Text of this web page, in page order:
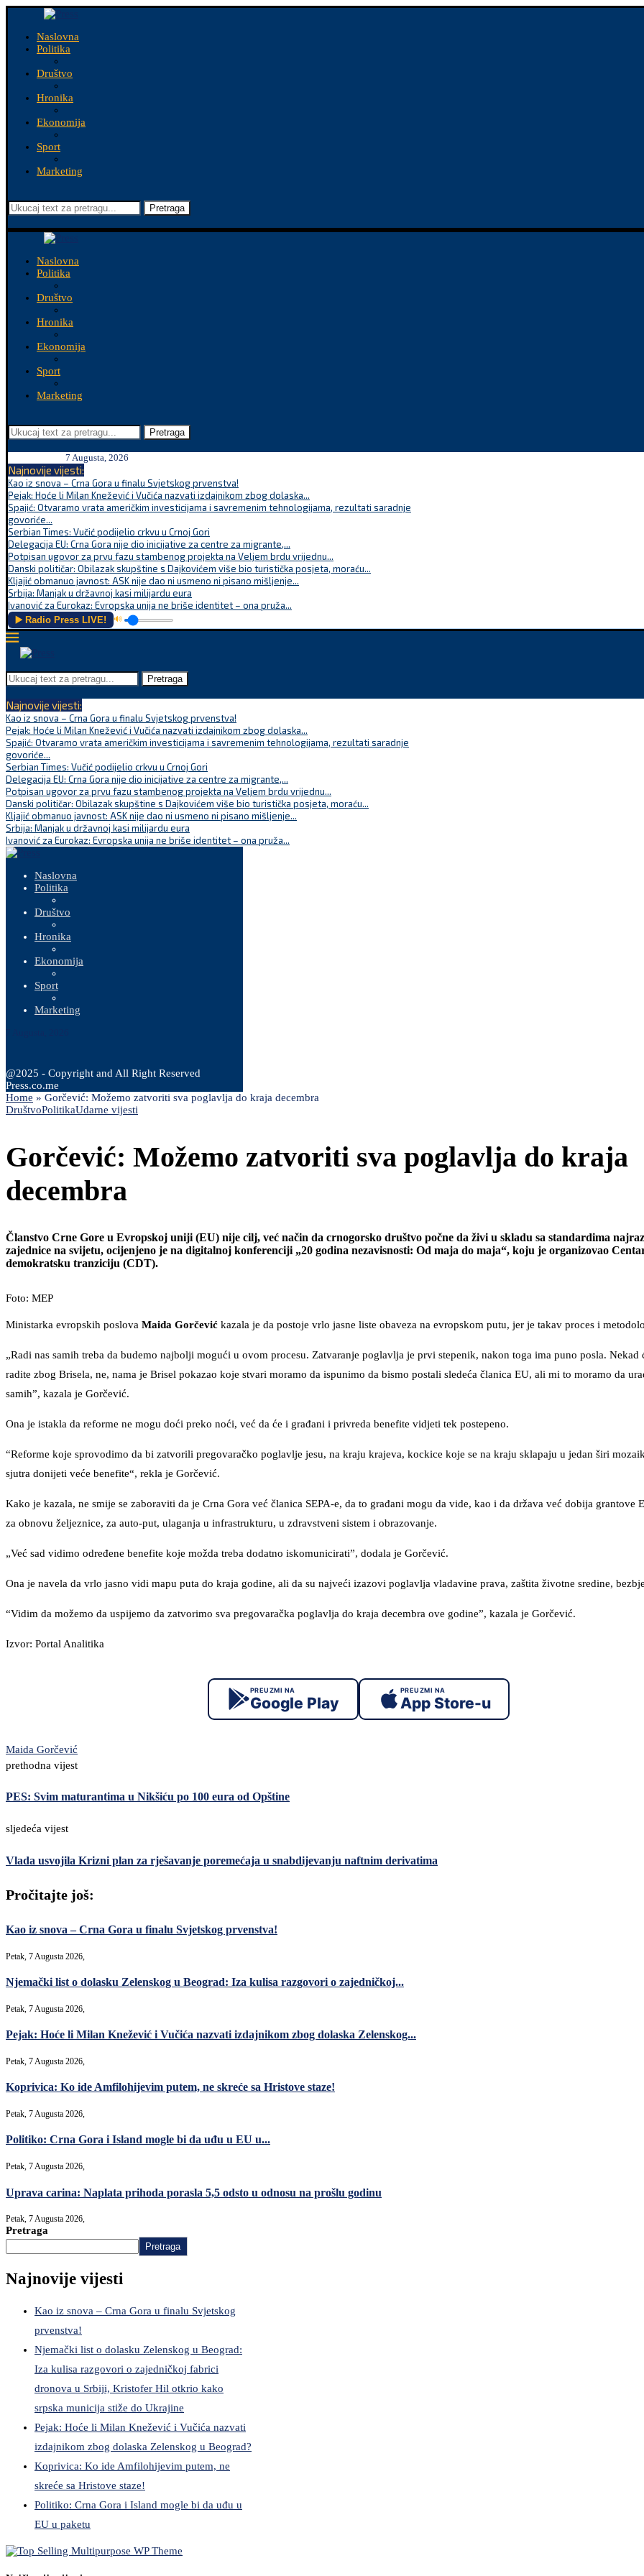
Naslovna
Politika
Društvo
Hronika
Ekonomija
Sport
Marketing
Pretraga
Naslovna
Politika
Društvo
Hronika
Ekonomija
Sport
Marketing
Pretraga
7 Augusta, 2026
Najnovije vijesti:
Kao iz snova – Crna Gora u finalu Svjetskog prvenstva!
Pejak: Hoće li Milan Knežević i Vučića nazvati izdajnikom zbog dolaska...
Spajić: Otvaramo vrata američkim investicijama i savremenim tehnologijama, rezultati saradnje
govoriće...
Serbian Times: Vučić podijelio crkvu u Crnoj Gori
Delegacija EU: Crna Gora nije dio inicijative za centre za migrante,...
Potpisan ugovor za prvu fazu stambenog projekta na Veljem brdu vrijednu...
Danski političar: Obilazak skupštine s Dajkovićem više bio turistička posjeta, moraću...
Kljajić obmanuo javnost: ASK nije dao ni usmeno ni pisano mišljenje...
Srbija: Manjak u državnoj kasi milijardu eura
Ivanović za Eurokaz: Evropska unija ne briše identitet – ona pruža...
▶️ Radio Press LIVE! 🔊
Pretraga
Najnovije vijesti:
Kao iz snova – Crna Gora u finalu Svjetskog prvenstva!
Pejak: Hoće li Milan Knežević i Vučića nazvati izdajnikom zbog dolaska...
Spajić: Otvaramo vrata američkim investicijama i savremenim tehnologijama, rezultati saradnje
govoriće...
Serbian Times: Vučić podijelio crkvu u Crnoj Gori
Delegacija EU: Crna Gora nije dio inicijative za centre za migrante,...
Potpisan ugovor za prvu fazu stambenog projekta na Veljem brdu vrijednu...
Danski političar: Obilazak skupštine s Dajkovićem više bio turistička posjeta, moraću...
Kljajić obmanuo javnost: ASK nije dao ni usmeno ni pisano mišljenje...
Srbija: Manjak u državnoj kasi milijardu eura
Ivanović za Eurokaz: Evropska unija ne briše identitet – ona pruža...
Naslovna
Politika
Društvo
Hronika
Ekonomija
Sport
Marketing
@2025 - Copyright and All Right Reserved
Press.co.me
Home » Gorčević: Možemo zatvoriti sva poglavlja do kraja decembra
DruštvoPolitikaUdarne vijesti
Gorčević: Možemo zatvoriti sva poglavlja do kraja
decembra
Članstvo Crne Gore u Evropskoj uniji (EU) nije cilj, već način da crnogorsko društvo počne da živi u skladu sa standardima
zajednice na svijetu, ocijenjeno je na digitalnoj konferenciji „20 godina nezavisnosti: Od maja do maja“, koju je organizovao
demokratsku tranziciju (CDT).
Foto: MEP
Ministarka evropskih poslova Maida Gorčević kazala je da postoje vrlo jasne liste obaveza na evropskom putu, jer je takav proces i
„Radi nas samih treba da budemo najbolji mogući u ovom procesu. Zatvaranje poglavlja je prvi stepenik, nakon toga ima puno posla. Nekad
radite zbog Brisela, ne, nama je Brisel pokazao koje stvari moramo da ispunimo da bismo postali sledeća članica EU, ali mi to moramo da
samih”, kazala je Gorčević.
Ona je istakla da reforme ne mogu doći preko noći, već da će i građani i privreda benefite vidjeti tek postepeno.
“Reforme koje sprovodimo da bi zatvorili pregovaračko poglavlje jesu, na kraju krajeva, kockice koje se na kraju sklapaju u jedan širi
sjutra donijeti veće benefite“, rekla je Gorčević.
Kako je kazala, ne smije se zaboraviti da je Crna Gora već članica SEPA-e, da to građani mogu da vide, kao i da država već dobija grantove
za obnovu željeznice, za auto-put, ulaganja u infrastrukturu, u zdravstveni sistem i obrazovanje.
„Već sad vidimo određene benefite koje možda treba dodatno iskomunicirati”, dodala je Gorčević.
Ona je navela da vrlo jasno vidi mapu puta do kraja godine, ali da su najveći izazovi poglavlja vladavine prava, zaštita životne sredine,
“Vidim da možemo da uspijemo da zatvorimo sva pregovaračka poglavlja do kraja decembra ove godine”, kazala je Gorčević.
Izvor: Portal Analitika
PREUZMI NA
Google Play
PREUZMI NA
App Store-u
Maida Gorčević
prethodna vijest
PES: Svim maturantima u Nikšiću po 100 eura od Opštine
sljedeća vijest
Vlada usvojila Krizni plan za rješavanje poremećaja u snabdijevanju naftnim derivatima
Pročitajte još:
Kao iz snova – Crna Gora u finalu Svjetskog prvenstva!
Petak, 7 Augusta 2026,
Njemački list o dolasku Zelenskog u Beograd: Iza kulisa razgovori o zajedničkoj...
Petak, 7 Augusta 2026,
Pejak: Hoće li Milan Knežević i Vučića nazvati izdajnikom zbog dolaska Zelenskog...
Petak, 7 Augusta 2026,
Koprivica: Ko ide Amfilohijevim putem, ne skreće sa Hristove staze!
Petak, 7 Augusta 2026,
Politiko: Crna Gora i Island mogle bi da uđu u EU u...
Petak, 7 Augusta 2026,
Uprava carina: Naplata prihoda porasla 5,5 odsto u odnosu na prošlu godinu
Petak, 7 Augusta 2026,
Pretraga
Pretraga
Najnovije vijesti
Kao iz snova – Crna Gora u finalu Svjetskog
prvenstva!
Njemački list o dolasku Zelenskog u Beograd:
Iza kulisa razgovori o zajedničkoj fabrici
dronova u Srbiji, Kristofer Hil otkrio kako
srpska municija stiže do Ukrajine
Pejak: Hoće li Milan Knežević i Vučića nazvati
izdajnikom zbog dolaska Zelenskog u Beograd?
Koprivica: Ko ide Amfilohijevim putem, ne
skreće sa Hristove staze!
Politiko: Crna Gora i Island mogle bi da uđu u
EU u paketu